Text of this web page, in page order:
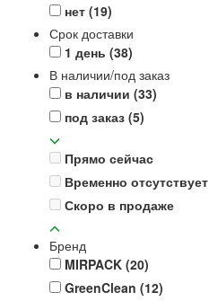
нет (19)
Срок доставки
1 день (38)
В наличии/под заказ
в наличии (33)
под заказ (5)
Прямо сейчас
Временно отсутствует
Скоро в продаже
Бренд
MIRPACK (20)
GreenClean (12)